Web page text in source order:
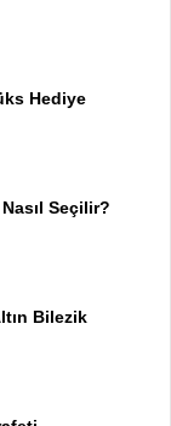
Hediye
Seçilir?
Bilezik